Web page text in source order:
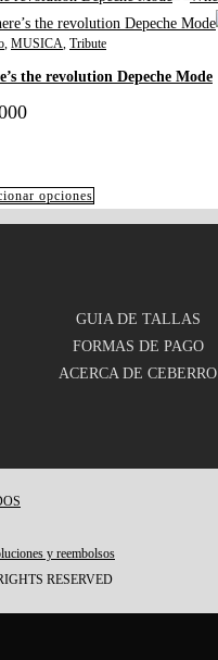
, MUSICA, Tribute
the revolution Depeche Mode
opciones
GUIA DE TALLAS
FORMAS DE PAGO
ACERCA DE CEBERRO
y reembolsos
RESERVED